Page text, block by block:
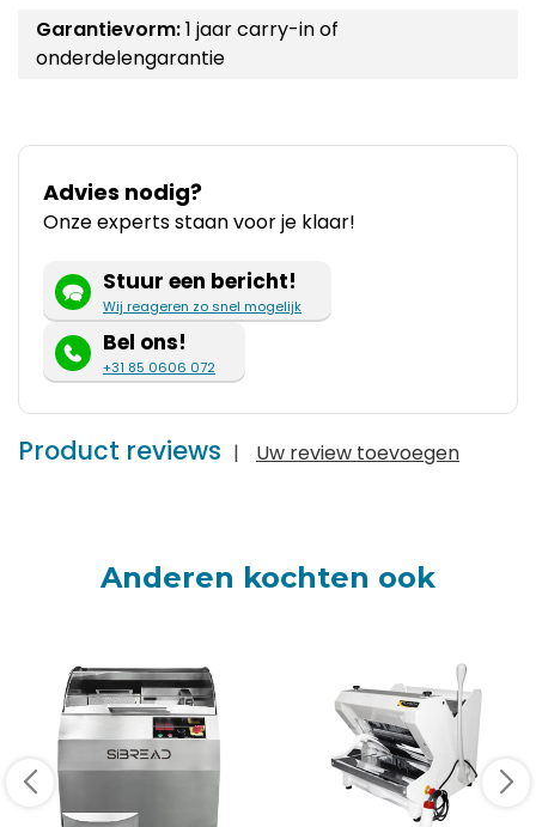
Garantievorm:1 jaar carry-in of
onderdelengarantie
Advies nodig?
Onze experts staan voor je klaar!
Stuur een bericht!
Wij reageren zo snel mogelijk
Bel ons!
+31 85 0606 072
Product reviews | Uw review toevoegen
Anderen kochten ook